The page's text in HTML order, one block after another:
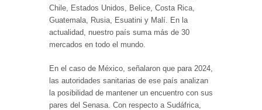
Chile, Estados Unidos, Belice, Costa Rica,
Guatemala, Rusia, Esuatini y Malí. En la
actualidad, nuestro país suma más de 30
mercados en todo el mundo.
En el caso de México, señalaron que para 2024,
las autoridades sanitarias de ese país analizan
la posibilidad de mantener un encuentro con sus
pares del Senasa. Con respecto a Sudáfrica,